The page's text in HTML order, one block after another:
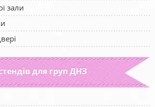
зали
для груп ДНЗ